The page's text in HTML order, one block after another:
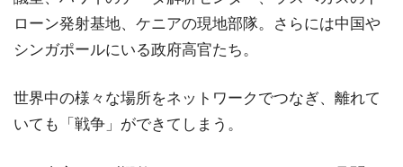
ローン発射基地、ケニアの現地部隊。さらには中国や
シンガポールにいる政府高官たち。
世界中の様々な場所をネットワークでつなぎ、離れて
いても「戦争」ができてしまう。